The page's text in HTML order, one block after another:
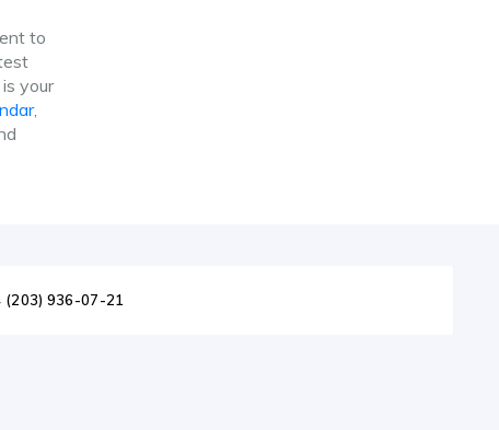
to
your
,
(203) 936-07-21